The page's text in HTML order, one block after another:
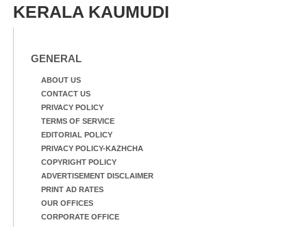
KERALA KAUMUDI
GENERAL
ABOUT US
CONTACT US
PRIVACY POLICY
TERMS OF SERVICE
EDITORIAL POLICY
PRIVACY POLICY-KAZHCHA
COPYRIGHT POLICY
ADVERTISEMENT DISCLAIMER
PRINT AD RATES
OUR OFFICES
CORPORATE OFFICE